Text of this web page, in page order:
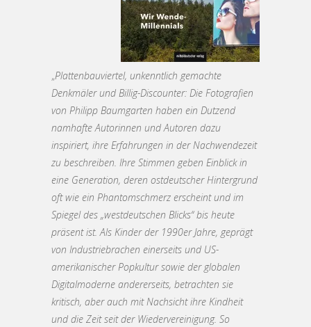
„Plattenbauviertel, unkenntlich gemachte
Denkmäler und Billig-Discounter: Die Fotografien
von Philipp Baumgarten haben ein Dutzend
namhafte Autorinnen und Autoren dazu
inspiriert, ihre Erfahrungen in der Nachwendezeit
zu beschreiben. Ihre Stimmen geben Einblick in
eine Generation, deren ostdeutscher Hintergrund
oft wie ein Phantomschmerz erscheint und im
Spiegel des „westdeutschen Blicks“ bis heute
präsent ist. Als Kinder der 1990er Jahre, geprägt
von Industriebrachen einerseits und US-
amerikanischer Popkultur sowie der globalen
Digitalmoderne andererseits, betrachten sie
kritisch, aber auch mit Nachsicht ihre Kindheit
und die Zeit seit der Wiedervereinigung. So